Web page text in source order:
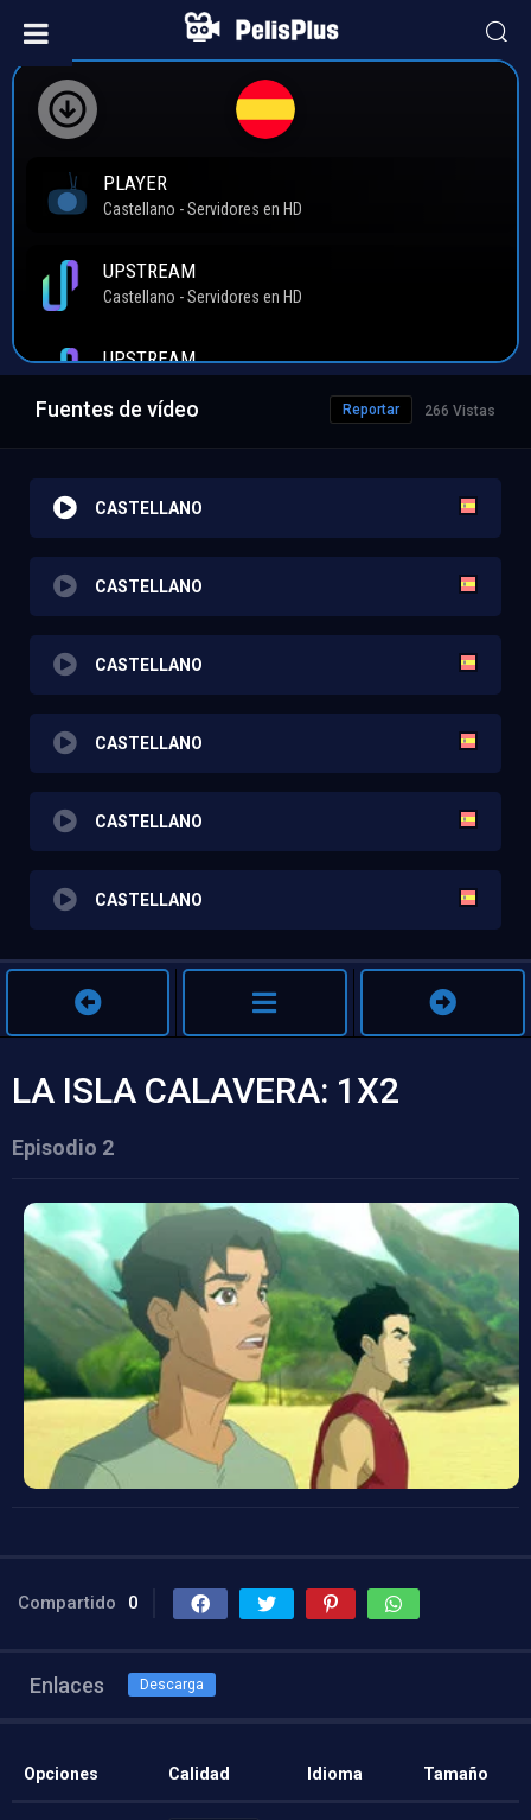
Fuentes de vídeo 266 Vistas
Reportar
CASTELLANO
CASTELLANO
CASTELLANO
CASTELLANO
CASTELLANO
CASTELLANO
LA ISLA CALAVERA: 1X2
Episodio 2
Compartido 0
Enlaces Descarga
Opciones Calidad Idioma Tamaño